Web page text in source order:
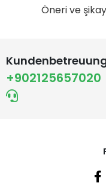
Öneri ve
+902125657020